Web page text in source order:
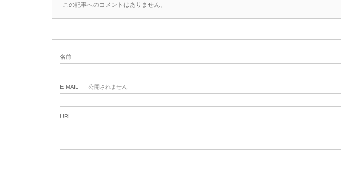
この記事へのコメントはありません。
名前
E-MAIL - 公開されません -
URL